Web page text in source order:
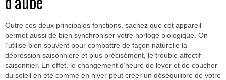
Outre ces deux principales fonctions, sachez que cet appareil
permet aussi de bien synchroniser votre horloge biologique. On
l’utilise bien souvent pour combattre de façon naturelle la
dépression saisonnière et plus précisément, le trouble affectif
saisonnier. En effet, le changement d’heure de lever et de coucher
du soleil en été comme en hiver peut créer un déséquilibre de votre